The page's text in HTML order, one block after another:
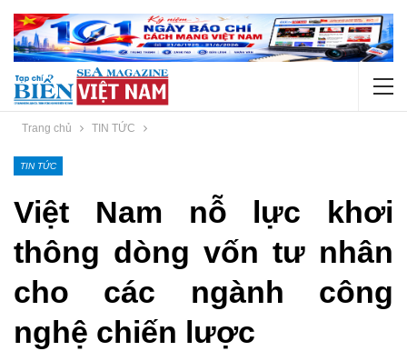
Trang chủ TIN TỨC
TIN TỨC
Việt Nam nỗ lực khơi
thông dòng vốn tư nhân
cho các ngành công
nghệ chiến lược